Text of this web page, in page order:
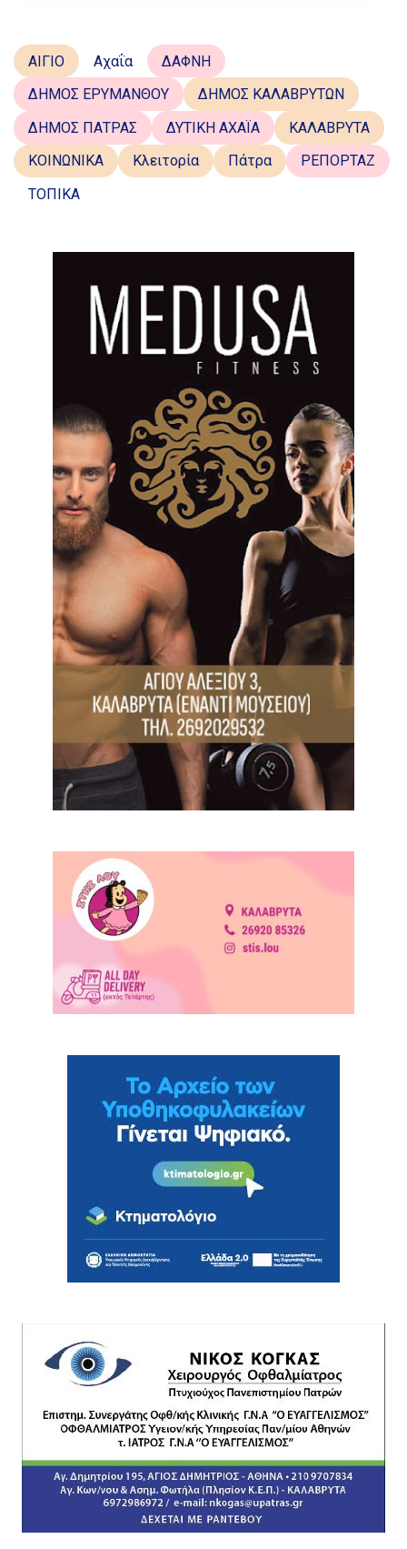
ΑΙΓΙΟ Αχαΐα
ΔΑΦΝΗ
ΔΗΜΟΣ ΕΡΥΜΑΝΘΟΥ
ΔΗΜΟΣ ΚΑΛΑΒΡΥΤΩΝ
ΔΗΜΟΣ ΠΑΤΡΑΣ
ΔΥΤΙΚΗ ΑΧΑΪΑ
ΚΑΛΑΒΡΥΤΑ
ΚΟΙΝΩΝΙΚΑ
Κλειτορία Πάτρα
ΡΕΠΟΡΤΑΖ
ΤΟΠΙΚΑ